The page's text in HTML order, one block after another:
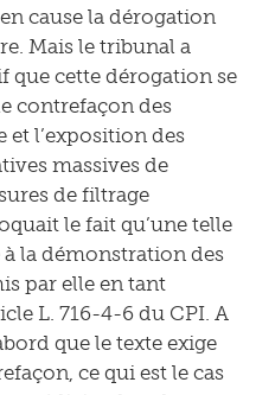
cause la dérogation
Mais le tribunal a
que cette dérogation se
contrefaçon des
et l’exposition des
massives de
de filtrage
le fait qu’une telle
la démonstration des
par elle en tant
L. 716-4-6 du CPI. A
que le texte exige
ce qui est le cas